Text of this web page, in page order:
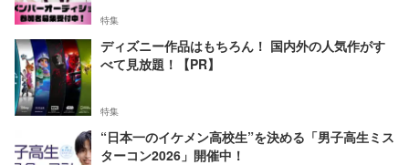
特集
ディズニー作品はもちろん！ 国内外の人気作がす
べて見放題！【PR】
特集
“日本一のイケメン高校生”を決める「男子高生ミス
ターコン2026」開催中！